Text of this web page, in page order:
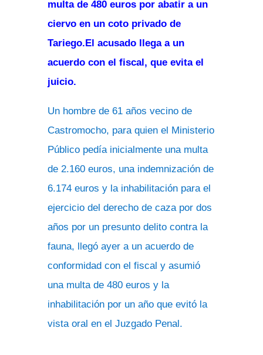
multa de 480 euros por abatir a un
ciervo en un coto privado de
Tariego.El acusado llega a un
acuerdo con el fiscal, que evita el
juicio.
Un hombre de 61 años vecino de
Castromocho, para quien el Ministerio
Público pedía inicialmente una multa
de 2.160 euros, una indemnización de
6.174 euros y la inhabilitación para el
ejercicio del derecho de caza por dos
años por un presunto delito contra la
fauna, llegó ayer a un acuerdo de
conformidad con el fiscal y asumió
una multa de 480 euros y la
inhabilitación por un año que evitó la
vista oral en el Juzgado Penal.